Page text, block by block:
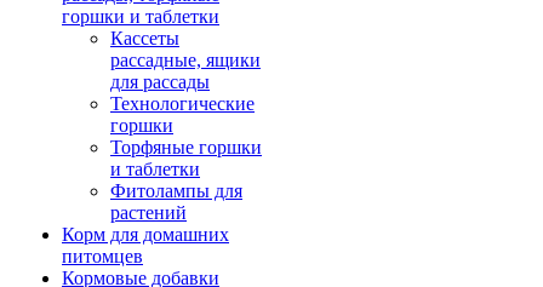
горшки и таблетки
Кассеты
рассадные, ящики
для рассады
Технологические
горшки
Торфяные горшки
и таблетки
Фитолампы для
растений
Корм для домашних
питомцев
Кормовые добавки